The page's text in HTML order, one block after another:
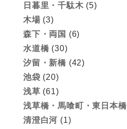
日暮里・千駄木 (5)
木場 (3)
森下・両国 (6)
水道橋 (30)
汐留・新橋 (42)
池袋 (20)
浅草 (61)
浅草橋・馬喰町・東日本橋
清澄白河 (1)